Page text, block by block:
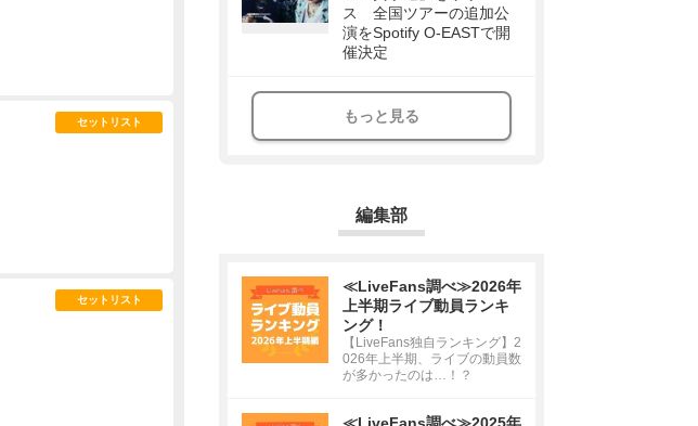
セットリスト
セットリスト
ス 全国ツアーの追加公
演をSpotify O-EASTで開
催決定
もっと見る
編集部
≪LiveFans調べ≫2026年
上半期ライブ動員ランキ
ング！
【LiveFans独自ランキング】2
026年上半期、ライブの動員数
が多かったのは…！？
≪LiveFans調べ≫2025年